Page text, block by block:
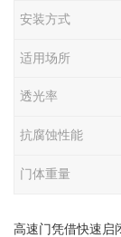
安装方式
适用场所
透光率
抗腐蚀性能
门体重量
高速门凭借快速启